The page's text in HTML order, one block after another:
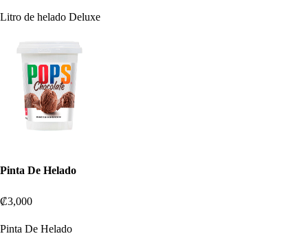
Litro de helado Deluxe
Pinta De Helado
₡3,000
Pinta De Helado